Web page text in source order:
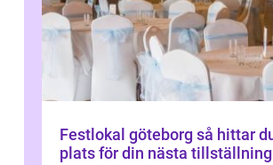
Festlokal göteborg så hittar du rätt
plats för din nästa tillställning